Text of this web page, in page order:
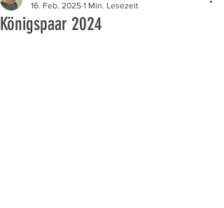
Königspaar 2024
16. Feb. 2025 1 Min. Lesezeit